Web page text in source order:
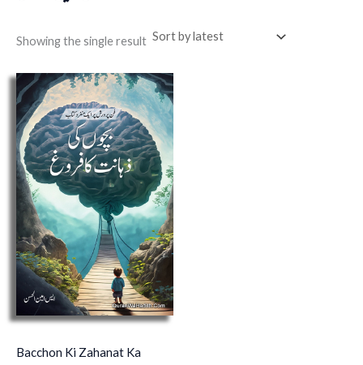
Showing the single result
Bacchon Ki Zahanat Ka